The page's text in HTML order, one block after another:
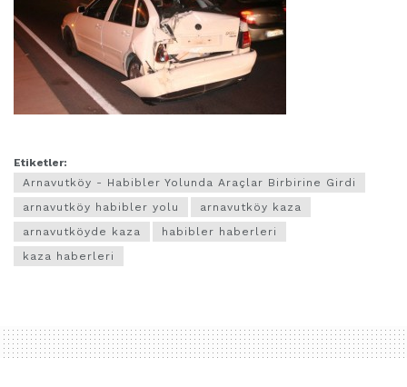
Etiketler:
Arnavutköy - Habibler Yolunda Araçlar Birbirine Girdi
arnavutköy habibler yolu
arnavutköy kaza
arnavutköyde kaza
habibler haberleri
kaza haberleri